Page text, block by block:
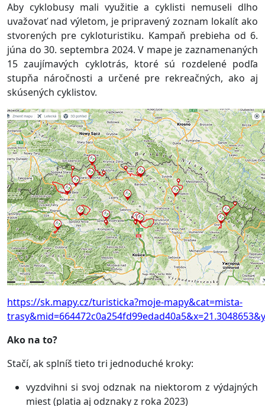
Aby cyklobusy mali využitie a cyklisti nemuseli dlho
uvažovať nad výletom, je pripravený zoznam lokalít ako
stvorených pre cykloturistiku. Kampaň prebieha od 6.
júna do 30. septembra 2024. V mape je zaznamenaných
15 zaujímavých cyklotrás, ktoré sú rozdelené podľa
stupňa náročnosti a určené pre rekreačných, ako aj
skúsených cyklistov.
https://sk.mapy.cz/turisticka?moje-mapy&cat=mista-
Ako na to?
Stačí, ak splníš tieto tri jednoduché kroky:
vyzdvihni si svoj odznak na niektorom z výdajných
miest (platia aj odznaky z roka 2023)